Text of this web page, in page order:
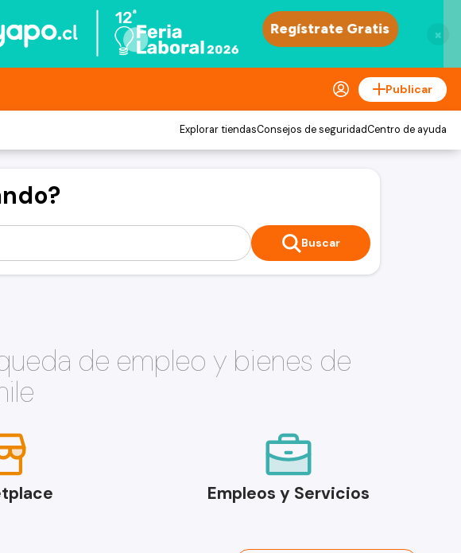
×
Publicar
Explorar tiendasConsejos de seguridadCentro de ayuda
Buscar
de empleo y bienes de
Empleos y Servicios